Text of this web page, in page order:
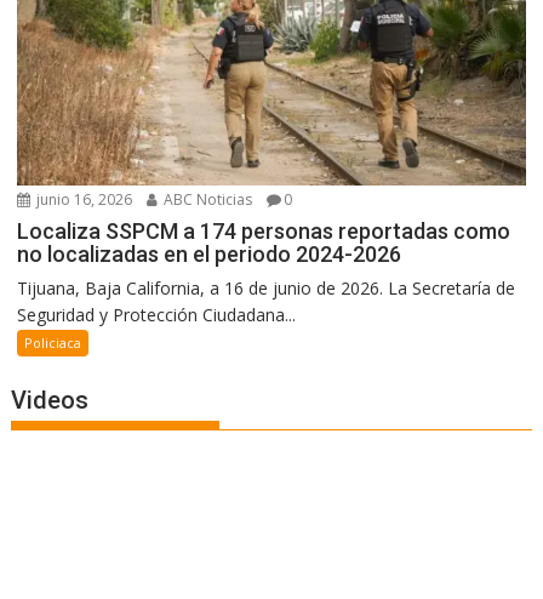
junio 16, 2026 ABC Noticias 0
Localiza SSPCM a 174 personas reportadas como
no localizadas en el periodo 2024-2026
Tijuana, Baja California, a 16 de junio de 2026. La Secretaría de
Seguridad y Protección Ciudadana...
Policiaca
Videos